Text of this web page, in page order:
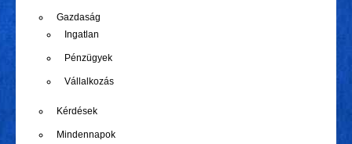
Gazdaság
Ingatlan
Pénzügyek
Vállalkozás
Kérdések
Mindennapok